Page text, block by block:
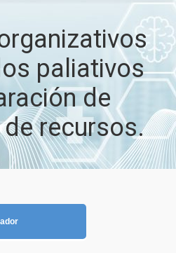
paliativos
de
recursos.